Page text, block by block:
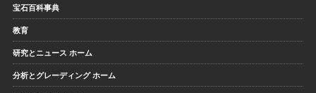
宝石百科事典
教育
研究とニュース ホーム
分析とグレーディング ホーム